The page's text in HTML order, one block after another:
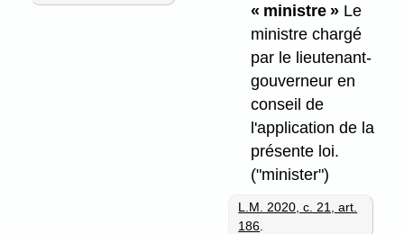
« ministre »Le
ministre chargé
par le lieutenant-
gouverneur en
conseil de
l'application de la
présente loi.
("minister")
L.M. 2020, c. 21, art.
186